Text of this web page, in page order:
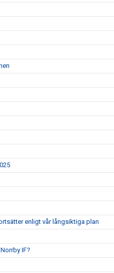
enligt vår långsiktiga plan
IF?